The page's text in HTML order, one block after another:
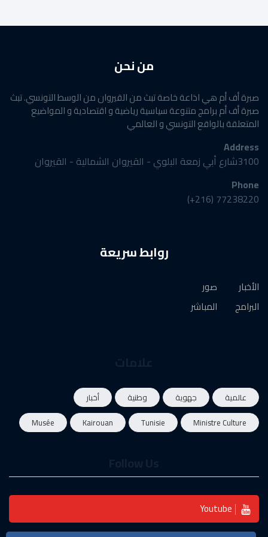
من نحن
صبرة أف أم هي اذاعة خاصة تبث من القيروان من الوسط التونسي. تبث
صبرة أف أم برامج متنوعة سياسية رياضية و اقتصادية و المواضيع
المتعلقة بالواقع التونسي و العالمي
Address
3100شارع أبي زمعة البلوي - القيروان الشمالية - القيروان
Phone
77238220 (216+)
روابط سريعة
الأخبار
البرامج
صور
المباشر
عالمية جهوية وطنية
أخبار
Ministre Culture
Tunisie
Kairouan
Musée
Youtube